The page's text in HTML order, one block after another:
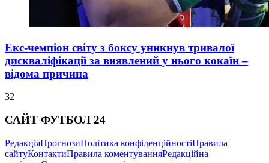
Екс-чемпіон світу з боксу уникнув тривалої
дискваліфікації за виявлений у нього кокаїн –
відома причина
32
САЙТ ФУТБОЛ 24
РедакціяПрогнозиПолітика конфіденційностіПравила
сайтуКонтактиПравила коментуванняРедакційна